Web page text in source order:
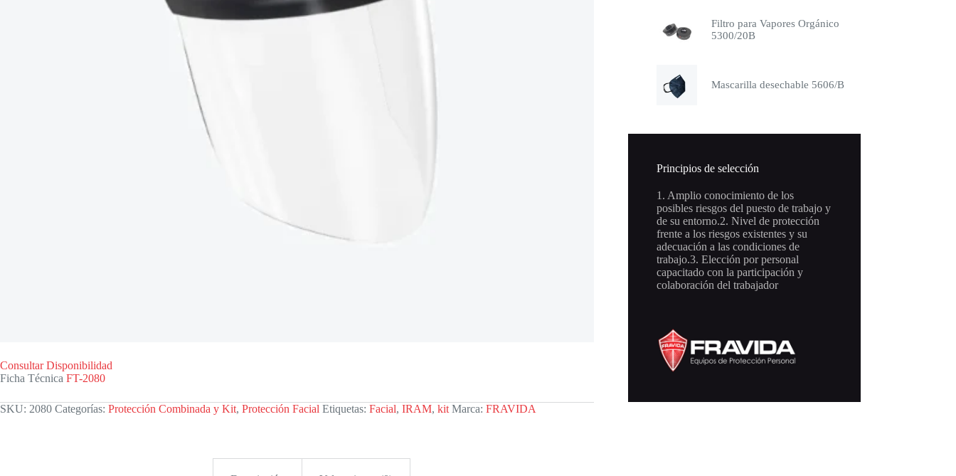
Consultar Disponibilidad
Ficha Técnica FT-2080
SKU: 2080 Categorías: Protección Combinada y Kit, Protección Facial Etiquetas: Facial, IRAM, kit Marca: FRAVIDA
Filtro para Vapores Orgánico
5300/20B
Mascarilla desechable 5606/B
Principios de selección
1. Amplio conocimiento de los
posibles riesgos del puesto de trabajo y
de su entorno.2. Nivel de protección
frente a los riesgos existentes y su
adecuación a las condiciones de
trabajo.3. Elección por personal
capacitado con la participación y
colaboración del trabajador